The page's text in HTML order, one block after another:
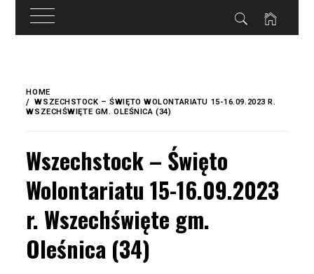
treści
content
HOME
WSZECHSTOCK – ŚWIĘTO WOLONTARIATU 15-16.09.2023 R.
WSZECHŚWIĘTE GM. OLEŚNICA (34)
Wszechstock – Święto
Wolontariatu 15-16.09.2023
r. Wszechświęte gm.
Oleśnica (34)